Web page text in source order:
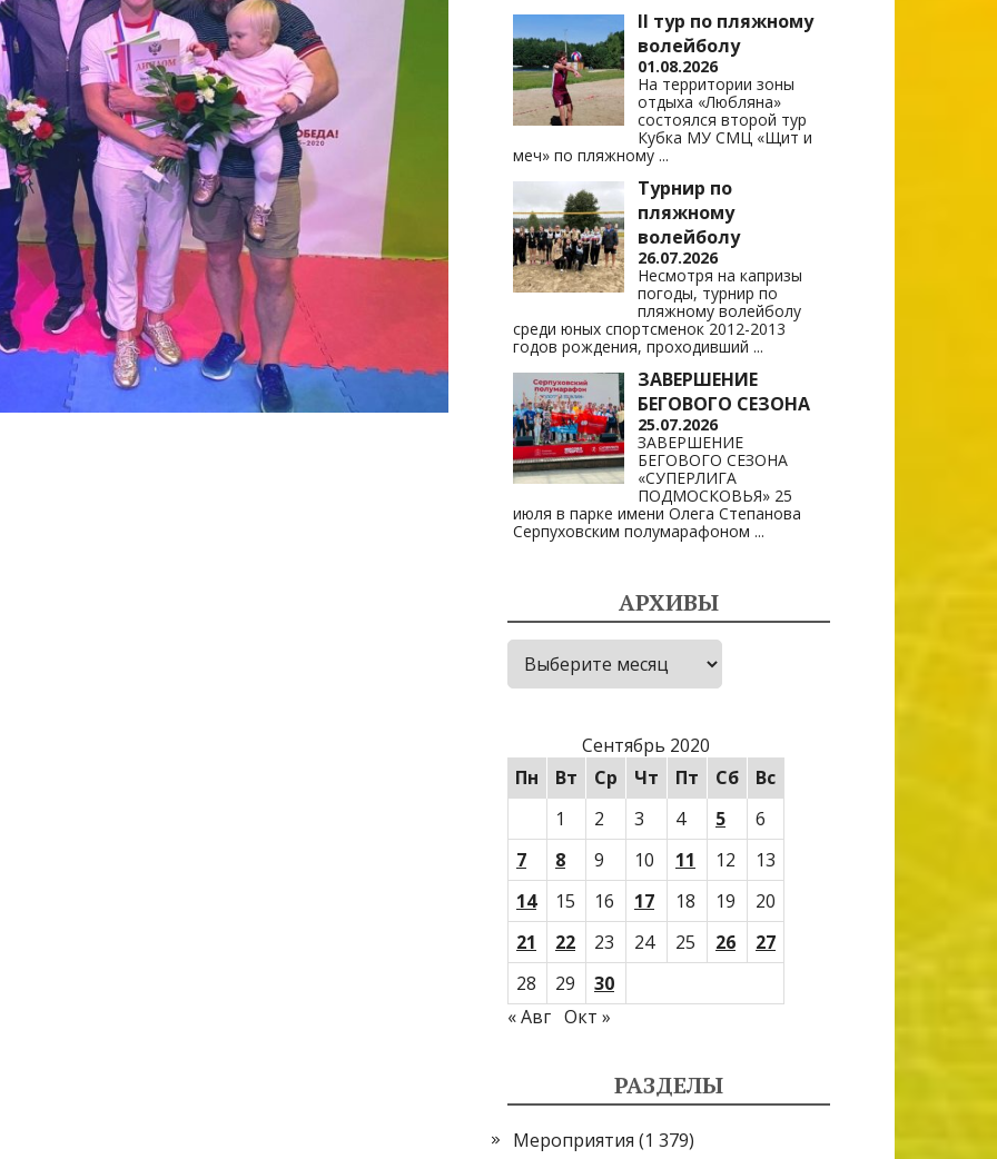
II тур по пляжному
волейболу
01.08.2026
На территории зоны
отдыха «Любляна»
состоялся второй тур
Кубка МУ СМЦ «Щит и
меч» по пляжному ...
Турнир по
пляжному
волейболу
26.07.2026
Несмотря на капризы
погоды, турнир по
пляжному волейболу
среди юных спортсменок 2012-2013
годов рождения, проходивший ...
ЗАВЕРШЕНИЕ
БЕГОВОГО СЕЗОНА
25.07.2026
ЗАВЕРШЕНИЕ
БЕГОВОГО СЕЗОНА
«СУПЕРЛИГА
ПОДМОСКОВЬЯ» 25
июля в парке имени Олега Степанова
Серпуховским полумарафоном ...
АРХИВЫ
Архивы
Сентябрь 2020
Пн
Вт Ср Чт Пт Сб
Вс
1
2 3 4 5
6
7
8 9 10 11 12
13
14
15 16 17 18 19
20
21
22 23 24 25 26
27
28
29
30
« Авг Окт »
РАЗДЕЛЫ
Мероприятия (1 379)